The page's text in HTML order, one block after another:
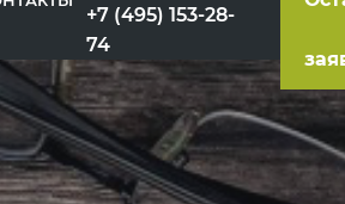
+7 (495) 153-28-
74